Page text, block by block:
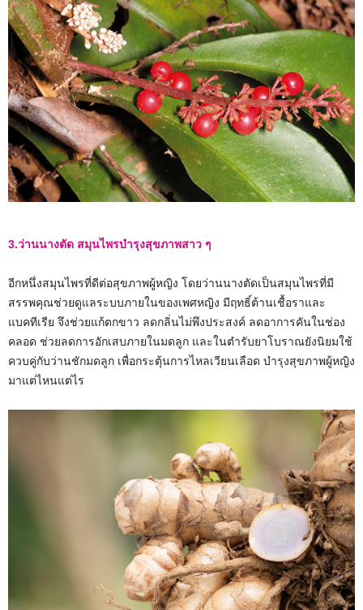
3.ว่านนางตัด สมุนไพรบำรุงสุขภาพสาว ๆ
อีกหนึ่งสมุนไพรที่ดีต่อสุขภาพผู้หญิง โดยว่านนางตัดเป็นสมุนไพรที่มี
สรรพคุณช่วยดูแลระบบภายในของเพศหญิง มีฤทธิ์ต้านเชื้อราและ
แบคทีเรีย จึงช่วยแก้ตกขาว ลดกลิ่นไม่พึงประสงค์ ลดอาการคันในช่อง
คลอด ช่วยลดการอักเสบภายในมดลูก และในตำรับยาโบราณยังนิยมใช้
ควบคู่กับว่านชักมดลูก เพื่อกระตุ้นการไหลเวียนเลือด บำรุงสุขภาพผู้หญิง
มาแต่ไหนแต่ไร